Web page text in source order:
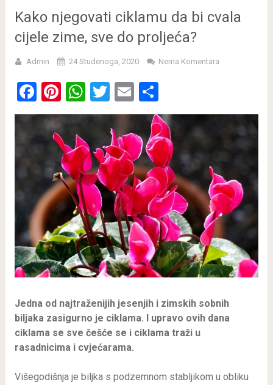
Kako njegovati ciklamu da bi cvala
cijele zime, sve do proljeća?
Admin 24 Studenoga, 2020 Nema Komentara
Facebook
Pinterest
WhatsApp
Twitter
EmailShare
Jedna od najtraženijih jesenjih i zimskih sobnih
biljaka zasigurno je ciklama. I upravo ovih dana
ciklama se sve češće se i ciklama traži u
rasadnicima i cvjećarama.
Višegodišnja je biljka s podzemnom stabljikom u obliku